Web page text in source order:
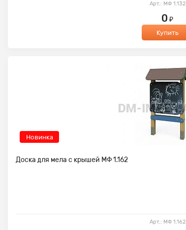
Арт.: МФ 1.132
0 ₽
Купить
Новинка
Доска для мела с крышей МФ 1.162
Арт.: МФ 1.162